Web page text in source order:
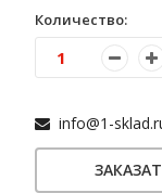
Количество:
info@1-